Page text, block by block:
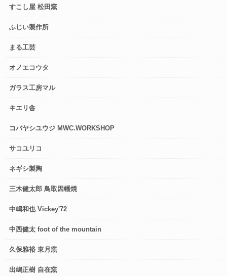
すこし屋 松田窯
ふじい製作所
まる工芸
オノエコウタ
ガラス工房マル
キエリ舎
コバヤシユウジ MWC.WORKSHOP
サコユリコ
ネギシ製陶
三木健太郎 鳥取因幡焼
中嶋和也 Vickey'72
中西健太 foot of the mountain
久保雅裕 東月窯
出嶋正樹 自在窯